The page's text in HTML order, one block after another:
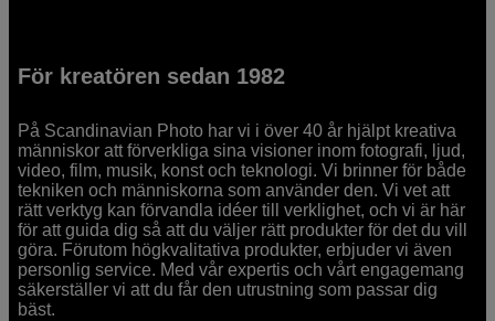
För kreatören sedan 1982
På Scandinavian Photo har vi i över 40 år hjälpt kreativa
människor att förverkliga sina visioner inom fotografi, ljud,
video, film, musik, konst och teknologi. Vi brinner för både
tekniken och människorna som använder den. Vi vet att
rätt verktyg kan förvandla idéer till verklighet, och vi är här
för att guida dig så att du väljer rätt produkter för det du vill
göra. Förutom högkvalitativa produkter, erbjuder vi även
personlig service. Med vår expertis och vårt engagemang
säkerställer vi att du får den utrustning som passar dig
bäst.